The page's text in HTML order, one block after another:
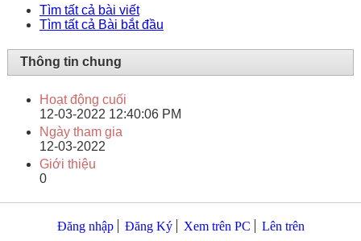
Tìm tất cả bài viết
Tìm tất cả Bài bắt đầu
Thông tin chung
Hoạt động cuối
12-03-2022 12:40:06 PM
Ngày tham gia
12-03-2022
Giới thiệu
0
Đăng nhập Đăng Ký Xem trên PC Lên trên